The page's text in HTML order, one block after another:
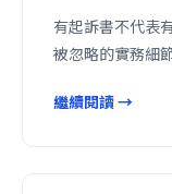
有起訴書不代表
被忽略的實務細
繼續閱讀 →